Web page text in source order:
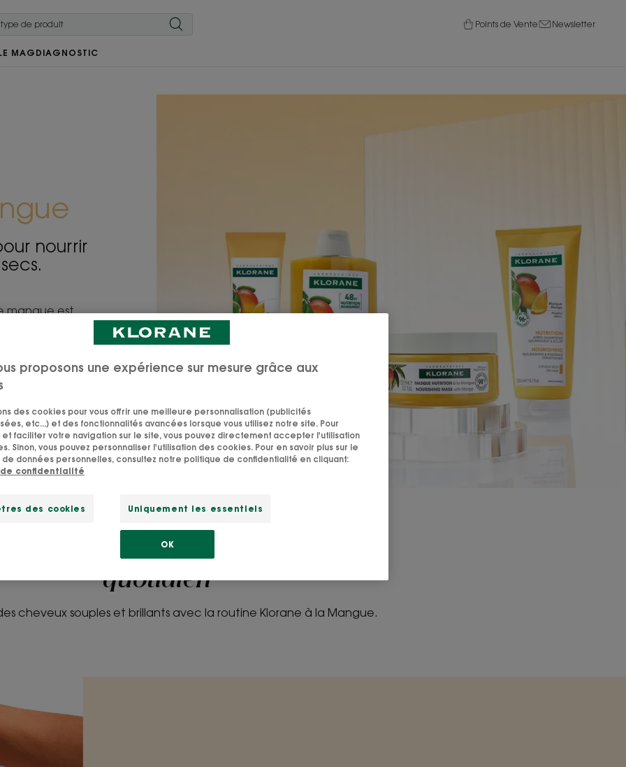
Points de Vente Newsletter
MAGDIAGNOSTIC
nourrir
mangue est
nos soins
et protéger
et nourrir vos cheveux au
quotidien
cheveux souples et brillants avec la routine Klorane à la Mangue.
proposons une expérience sur mesure grâce aux
des cookies pour vous offrir une meilleure personnalisation (publicités
etc...) et des fonctionnalités avancées lorsque vous utilisez notre site. Pour
et faciliter votre navigation sur le site, vous pouvez directement accepter l'utilisation
Sinon, vous pouvez personnaliser l'utilisation des cookies. Pour en savoir plus sur le
données personnelles, consultez notre politique de confidentialité en cliquant:
confidentialité
des cookies Uniquement les essentiels
OK